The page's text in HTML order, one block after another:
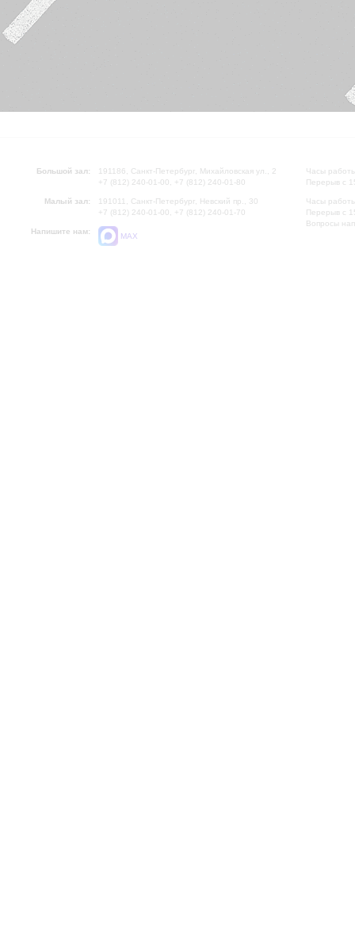
Большой зал:
191186, Санкт-Петербург, Михайловская ул., 2
+7 (812) 240-01-00, +7 (812) 240-01-80
Малый зал:
191011, Санкт-Петербург, Невский пр., 30
+7 (812) 240-01-00, +7 (812) 240-01-70
Напишите нам:
MAX
Часы
Перерыв с
Часы
Перерыв с
Вопросы